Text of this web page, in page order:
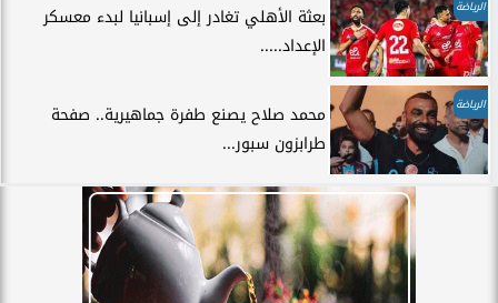
الرياضة
بعثة الأهلي تغادر إلى إسبانيا لبدء معسكر
الإعداد.....
الرياضة
محمد صلاح يصنع طفرة جماهيرية.. صفحة
طرابزون سبور...